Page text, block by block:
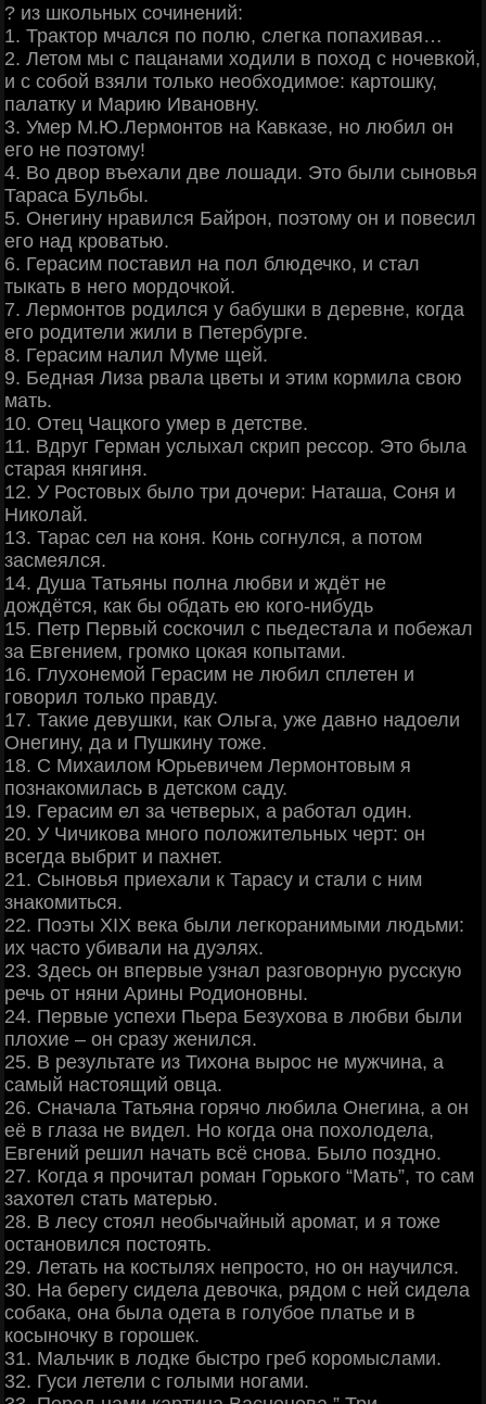
? из школьных сочинений:
1. Трактор мчался по полю, слегка попахивая…
2. Летом мы с пацанами ходили в поход с ночевкой,
и с собой взяли только необходимое: картошку,
палатку и Марию Ивановну.
3. Умер М.Ю.Лермонтов на Кавказе, но любил он
его не поэтому!
4. Во двор въехали две лошади. Это были сыновья
Тараса Бульбы.
5. Онегину нравился Байрон, поэтому он и повесил
его над кроватью.
6. Герасим поставил на пол блюдечко, и стал
тыкать в него мордочкой.
7. Лермонтов родился у бабушки в деревне, когда
его родители жили в Петербурге.
8. Герасим налил Муме щей.
9. Бедная Лиза рвала цветы и этим кормила свою
мать.
10. Отец Чацкого умер в детстве.
11. Вдруг Герман услыхал скрип рессор. Это была
старая княгиня.
12. У Ростовых было три дочери: Hаташа, Соня и
Hиколай.
13. Тарас сел на коня. Конь согнулся, а потом
засмеялся.
14. Душа Татьяны полна любви и ждёт не
дождётся, как бы обдать ею кого-нибудь
15. Петр Первый соскочил с пьедестала и побежал
за Евгением, громко цокая копытами.
16. Глухонемой Герасим не любил сплетен и
говорил только правду.
17. Такие девушки, как Ольга, уже давно надоели
Онегину, да и Пушкину тоже.
18. С Михаилом Юрьевичем Лермонтовым я
познакомилась в детском саду.
19. Герасим ел за четверых, а работал один.
20. У Чичикова много положительных черт: он
всегда выбрит и пахнет.
21. Сыновья приехали к Тарасу и стали с ним
знакомиться.
22. Поэты XIX века были легкоранимыми людьми:
их часто убивали на дуэлях.
23. Здесь он впервые узнал разговорную русскую
речь от няни Арины Родионовны.
24. Первые успехи Пьера Безухова в любви были
плохие – он сразу женился.
25. В результате из Тихона вырос не мужчина, а
самый настоящий овца.
26. Сначала Татьяна горячо любила Онегина, а он
её в глаза не видел. Hо когда она похолодела,
Евгений решил начать всё снова. Было поздно.
27. Когда я прочитал роман Горького “Мать”, то сам
захотел стать матерью.
28. В лесу стоял необычайный аромат, и я тоже
остановился постоять.
29. Летать на костылях непросто, но он научился.
30. На берегу сидела девочка, рядом с ней сидела
собака, она была одета в голубое платье и в
косыночку в горошек.
31. Мальчик в лодке быстро греб коромыслами.
32. Гуси летели с голыми ногами.